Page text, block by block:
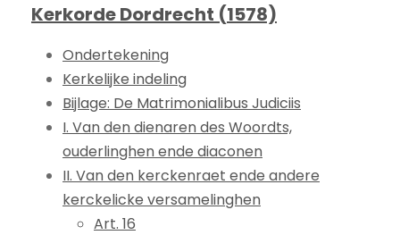
Kerkorde Dordrecht (1578)
Ondertekening
Kerkelijke indeling
Bijlage: De Matrimonialibus Judiciis
I. Van den dienaren des Woordts,
ouderlinghen ende diaconen
II. Van den kerckenraet ende andere
kerckelicke versamelinghen
Art. 16